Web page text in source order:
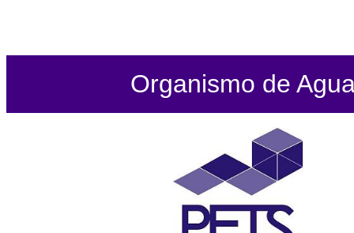
Organismo de